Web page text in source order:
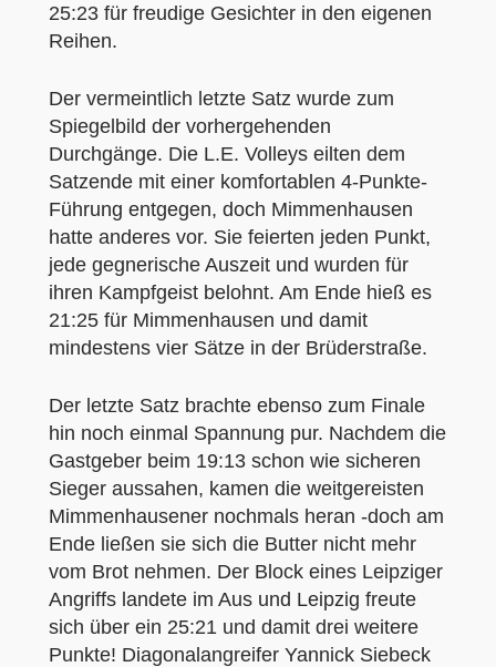
25:23 für freudige Gesichter in den eigenen
Reihen.
Der vermeintlich letzte Satz wurde zum
Spiegelbild der vorhergehenden
Durchgänge. Die L.E. Volleys eilten dem
Satzende mit einer komfortablen 4-Punkte-
Führung entgegen, doch Mimmenhausen
hatte anderes vor. Sie feierten jeden Punkt,
jede gegnerische Auszeit und wurden für
ihren Kampfgeist belohnt. Am Ende hieß es
21:25 für Mimmenhausen und damit
mindestens vier Sätze in der Brüderstraße.
Der letzte Satz brachte ebenso zum Finale
hin noch einmal Spannung pur. Nachdem die
Gastgeber beim 19:13 schon wie sicheren
Sieger aussahen, kamen die weitgereisten
Mimmenhausener nochmals heran -doch am
Ende ließen sie sich die Butter nicht mehr
vom Brot nehmen. Der Block eines Leipziger
Angriffs landete im Aus und Leipzig freute
sich über ein 25:21 und damit drei weitere
Punkte! Diagonalangreifer Yannick Siebeck